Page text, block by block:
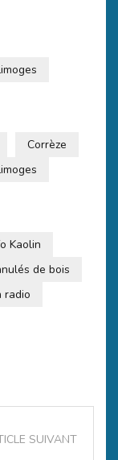
Corrèze
Kaolin
de bois
radio
SUIVANT